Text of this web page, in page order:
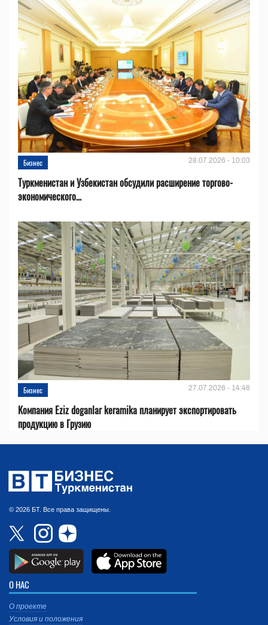
Бизнес 28.07.2026 - 10:03
Туркменистан и Узбекистан обсудили расширение торгово-
экономического...
Бизнес 27.07.2026 - 14:48
Компания Eziz doganlar keramika планирует экспортировать
продукцию в Грузию
© 2026 БТ. Все права защищены.
О НАС
О проекте
Условия и положения